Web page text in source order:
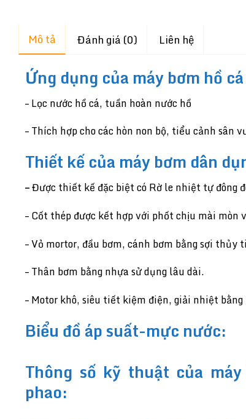
Mô tả Đánh giá (0) Liên hệ
Ứng dụng của máy bơm hồ
– Lọc nước hồ cá, tuần hoàn nước hồ
– Thích hợp cho các hòn non bộ, tiểu cảnh sân
Thiết kế của máy bơm dân
–Được thiết kế đặc biệt có Rờ le nhiệt tự đông
– Cốt thép được kết hợp với phốt chịu mài mòn
– Vỏ mortor, đầu bơm, cánh bơm bằng sợi thủy
– Thân bơm bằng nhựa sử dụng lâu dài.
– Motor khô, siêu tiết kiệm điện, giải nhiệt
Biểu đồ áp suất-mực nước:
Thông số kỹ thuật của
phao: